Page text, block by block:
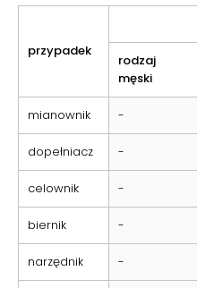
przypadek
rodzaj
męski
mianownik -
dopełniacz -
celownik -
biernik -
narzędnik -